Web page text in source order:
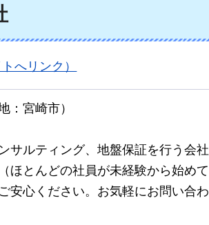
へリンク）
：宮崎市）
サルティング、地盤保証を行う会社
ほとんどの社員が未経験から始めて
安心ください。お気軽にお問い合わ